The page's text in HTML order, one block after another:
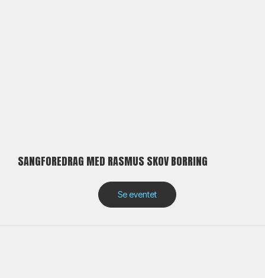
SANGFOREDRAG MED RASMUS SKOV BORRING
Se eventet